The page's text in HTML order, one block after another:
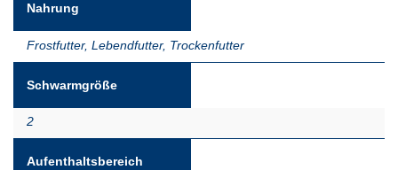
Nahrung
Frostfutter, Lebendfutter, Trockenfutter
Schwarmgröße
2
Aufenthaltsbereich